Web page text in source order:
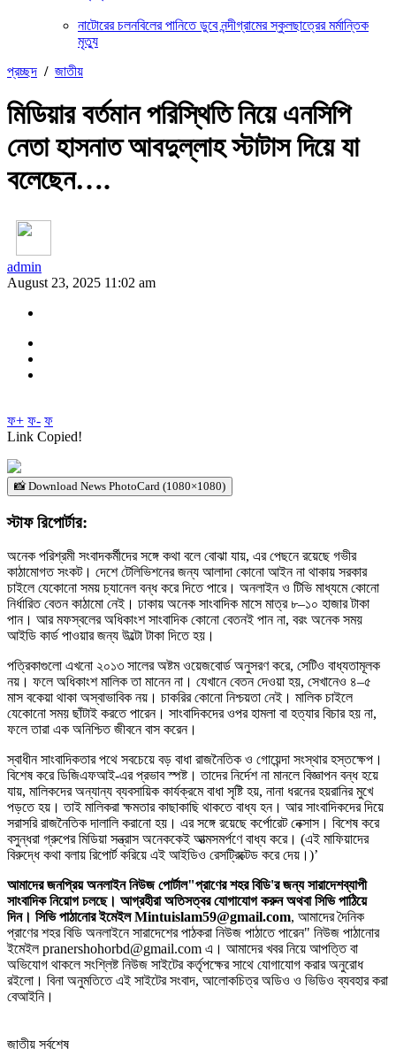
নাটোরের চলনবিলের পানিতে ডুবে নন্দীগ্রামের স্কুলছাত্রের মর্মান্তিক
মৃত্যু
প্রচ্ছদ / জাতীয়
মিডিয়ার বর্তমান পরিস্থিতি নিয়ে এনসিপি
নেতা হাসনাত আবদুল্লাহ স্টাটাস দিয়ে যা
বলেছেন….
admin
August 23, 2025 11:02 am
ফ+ ফ- ফ
Link Copied!
📸 Download News PhotoCard (1080×1080)
স্টাফ রিপোর্টার:
অনেক পরিশ্রমী সংবাদকর্মীদের সঙ্গে কথা বলে বোঝা যায়, এর পেছনে রয়েছে গভীর
কাঠামোগত সংকট। দেশে টেলিভিশনের জন্য আলাদা কোনো আইন না থাকায় সরকার
চাইলে যেকোনো সময় চ্যানেল বন্ধ করে দিতে পারে। অনলাইন ও টিভি মাধ্যমে কোনো
নির্ধারিত বেতন কাঠামো নেই। ঢাকায় অনেক সাংবাদিক মাসে মাত্র ৮–১০ হাজার টাকা
পান। আর মফস্বলের অধিকাংশ সাংবাদিক কোনো বেতনই পান না, বরং অনেক সময়
আইডি কার্ড পাওয়ার জন্য উল্টো টাকা দিতে হয়।
পত্রিকাগুলো এখনো ২০১৩ সালের অষ্টম ওয়েজবোর্ড অনুসরণ করে, সেটিও বাধ্যতামূলক
নয়। ফলে অধিকাংশ মালিক তা মানেন না। যেখানে বেতন দেওয়া হয়, সেখানেও ৪–৫
মাস বকেয়া থাকা অস্বাভাবিক নয়। চাকরির কোনো নিশ্চয়তা নেই। মালিক চাইলে
যেকোনো সময় ছাঁটাই করতে পারেন। সাংবাদিকদের ওপর হামলা বা হত্যার বিচার হয় না,
ফলে তারা এক অনিশ্চিত জীবনে বাস করেন।
স্বাধীন সাংবাদিকতার পথে সবচেয়ে বড় বাধা রাজনৈতিক ও গোয়েন্দা সংস্থার হস্তক্ষেপ।
বিশেষ করে ডিজিএফআই-এর প্রভাব স্পষ্ট। তাদের নির্দেশ না মানলে বিজ্ঞাপন বন্ধ হয়ে
যায়, মালিকদের অন্যান্য ব্যবসায়িক কার্যক্রমে বাধা সৃষ্টি হয়, নানা ধরনের হয়রানির মুখে
পড়তে হয়। তাই মালিকরা ক্ষমতার কাছাকাছি থাকতে বাধ্য হন। আর সাংবাদিকদের দিয়ে
সরাসরি রাজনৈতিক দালালি করানো হয়। এর সঙ্গে রয়েছে কর্পোরেট নেক্সাস। বিশেষ করে
বসুন্ধরা গ্রুপের মিডিয়া সন্ত্রাস অনেককেই আত্মসমর্পণে বাধ্য করে। (এই মাফিয়াদের
বিরুদ্ধে কথা বলায় রিপোর্ট করিয়ে এই আইডিও রেসট্রিক্টেড করে দেয়।)’
আমাদের জনপ্রিয় অনলাইন নিউজ পোর্টাল"প্রাণের শহর বিডি'র জন্য সারাদেশব্যাপী
সাংবাদিক নিয়োগ চলছে। আগ্রহীরা অতিসত্বর যোগাযোগ করুন অথবা সিভি পাঠিয়ে
দিন। সিভি পাঠানোর ইমেইল Mintuislam59@gmail.com, আমাদের দৈনিক
প্রাণের শহর বিডি অনলাইনে সারাদেশের পাঠকরা নিউজ পাঠাতে পারেন" নিউজ পাঠানোর
ইমেইল pranershohorbd@gmail.com এ। আমাদের খবর নিয়ে আপত্তি বা
অভিযোগ থাকলে সংশ্লিষ্ট নিউজ সাইটের কর্তৃপক্ষের সাথে যোগাযোগ করার অনুরোধ
রইলো। বিনা অনুমতিতে এই সাইটের সংবাদ, আলোকচিত্র অডিও ও ভিডিও ব্যবহার করা
বেআইনি।
জাতীয় সর্বশেষ